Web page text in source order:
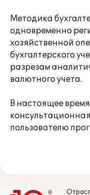
Методика
одновременно
хозяйственной
бухгалтерского
разрезам
валютного учета.
В настоящее
пользователю